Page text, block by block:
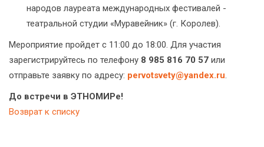
народов лауреата международных фестивалей -
театральной студии «Муравейник» (г. Королев).
Мероприятие пройдет с 11:00 до 18:00. Для участия
зарегистрируйтесь по телефону 8 985 816 70 57 или
отправьте заявку по адресу: pervotsvety@yandex.ru.
До встречи в ЭТНОМИРе!
Возврат к списку